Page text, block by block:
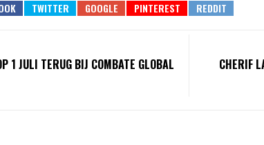
1 JULI TERUG BIJ COMBATE GLOBAL CHERIF